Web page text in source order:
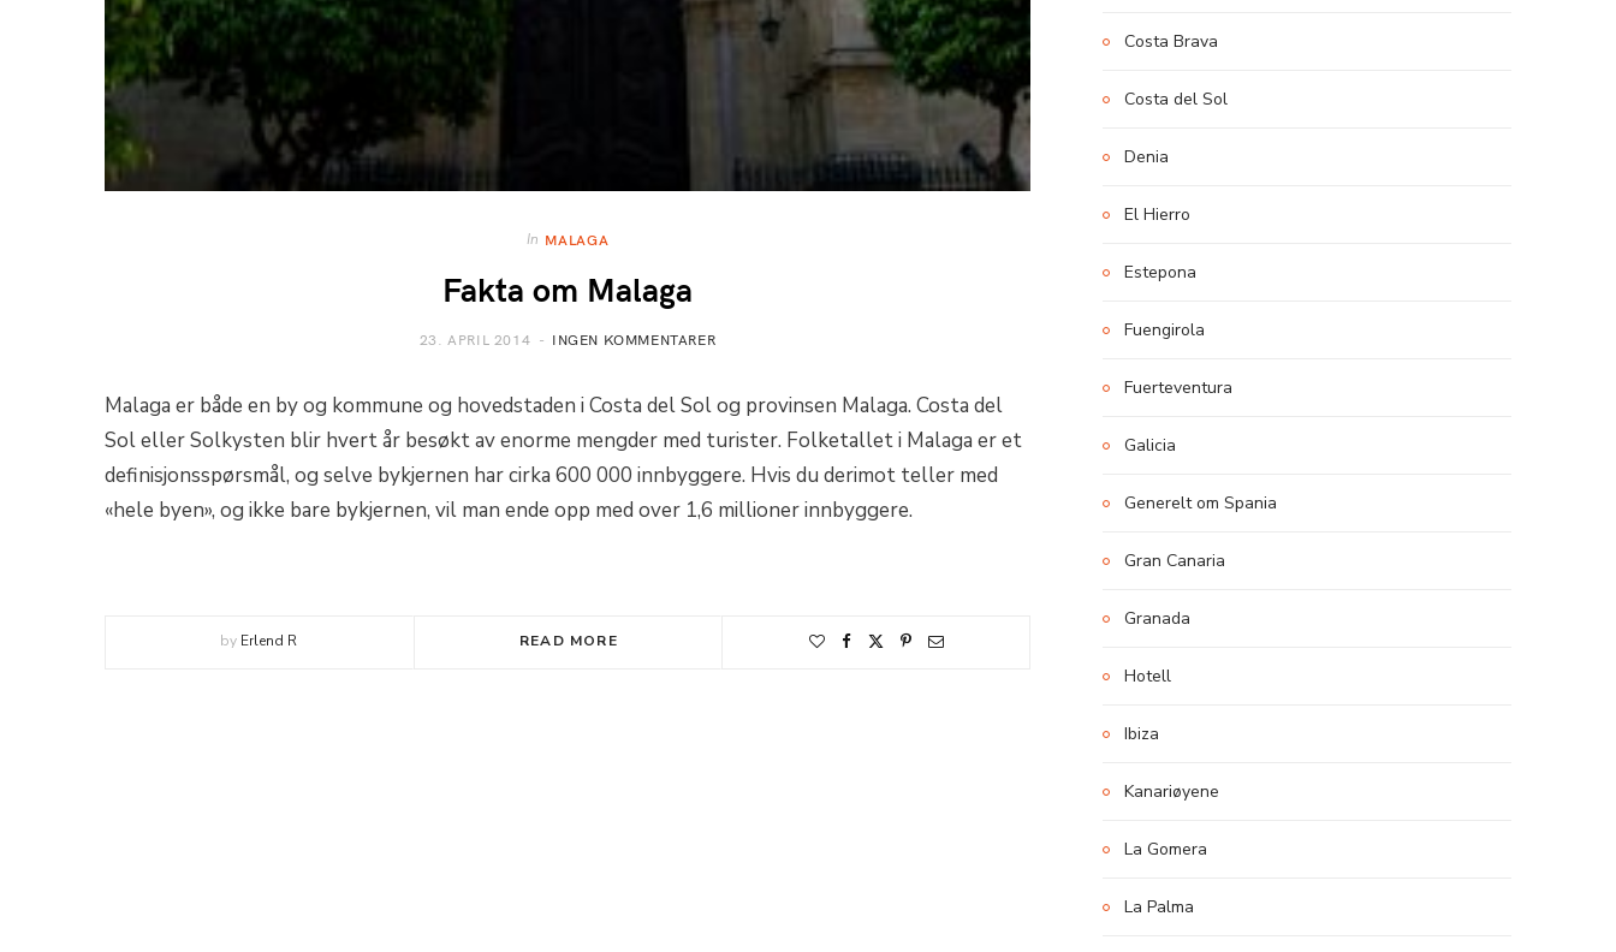
In MALAGA
Fakta om Malaga
23. APRIL 2014 INGEN KOMMENTARER
Malaga er både en by og kommune og hovedstaden i Costa del Sol og provinsen Malaga. Costa del
Sol eller Solkysten blir hvert år besøkt av enorme mengder med turister. Folketallet i Malaga er et
definisjonsspørsmål, og selve bykjernen har cirka 600 000 innbyggere. Hvis du derimot teller med
«hele byen», og ikke bare bykjernen, vil man ende opp med over 1,6 millioner innbyggere.
by Erlend R READ MORE
Costa Brava
Costa del Sol
Denia
El Hierro
Estepona
Fuengirola
Fuerteventura
Galicia
Generelt om Spania
Gran Canaria
Granada
Hotell
Ibiza
Kanariøyene
La Gomera
La Palma